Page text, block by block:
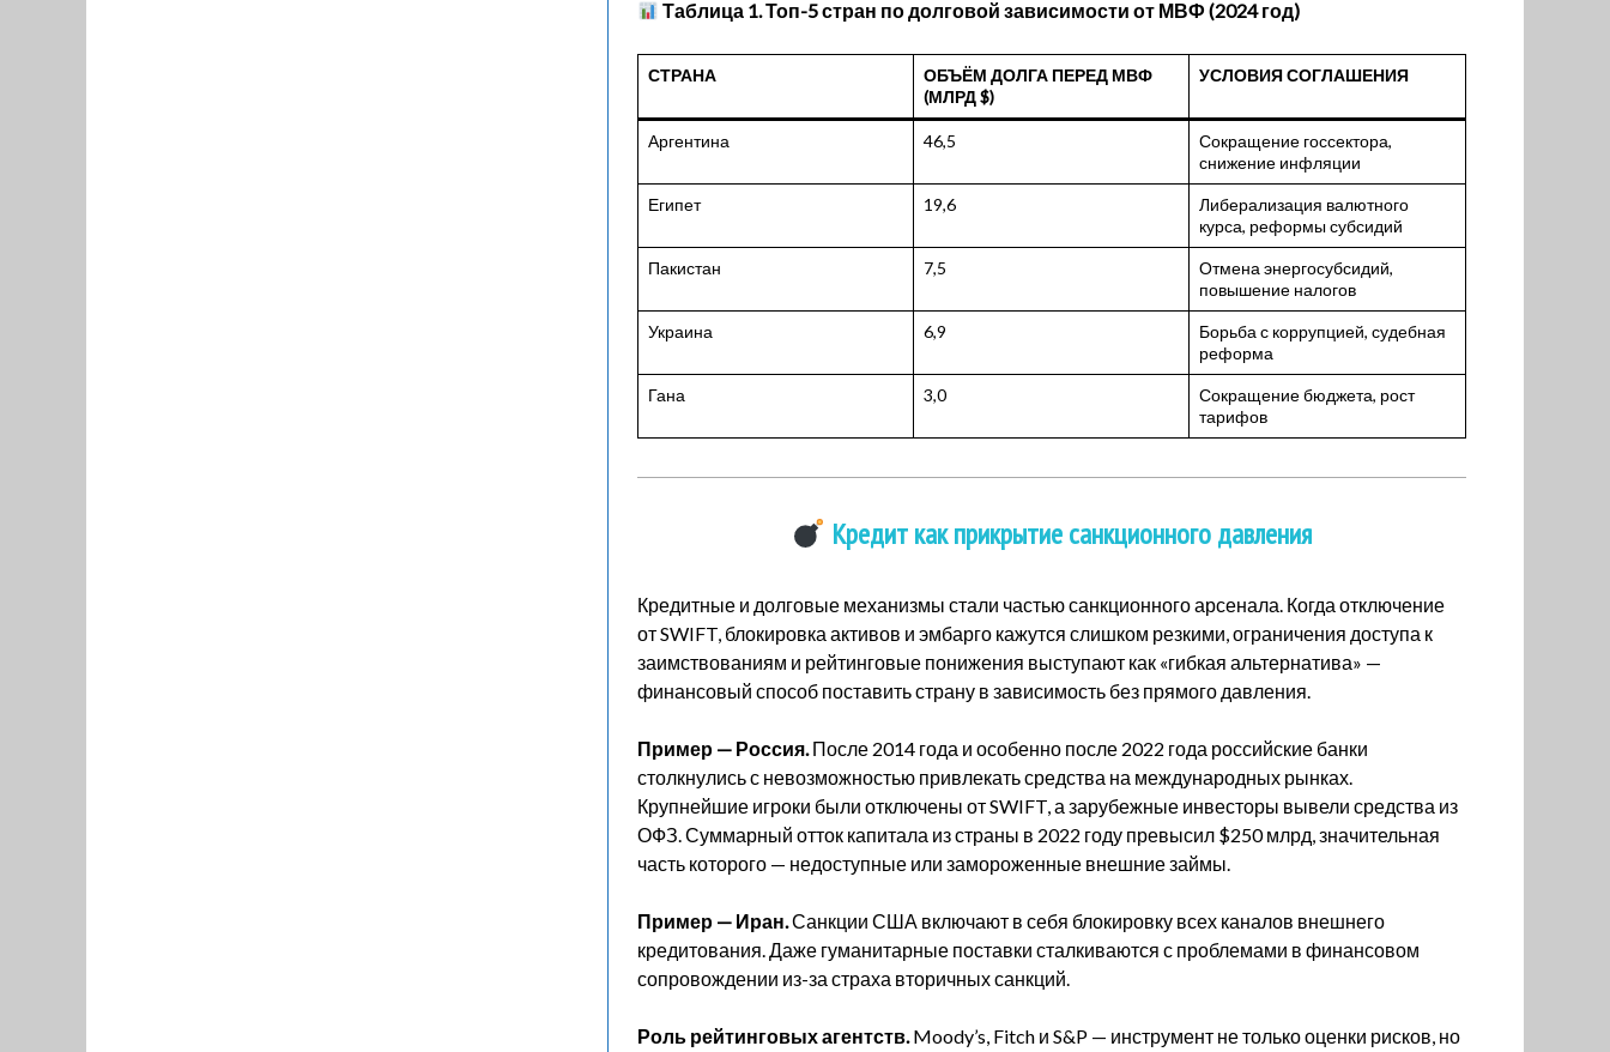
Таблица 1. Топ-5 стран по долговой зависимости от МВФ (2024 год)
СТРАНА
ОБЪЁМ ДОЛГА ПЕРЕД МВФ
(МЛРД $)
УСЛОВИЯ СОГЛАШЕНИЯ
Аргентина 46,5
Сокращение госсектора,
снижение инфляции
Египет 19,6
Либерализация валютного
курса, реформы субсидий
Пакистан 7,5
Отмена энергосубсидий,
повышение налогов
Украина 6,9
Борьба с коррупцией, судебная
реформа
Гана 3,0
Сокращение бюджета, рост
тарифов
Кредит как прикрытие санкционного давления
Кредитные и долговые механизмы стали частью санкционного арсенала. Когда отключение
от SWIFT, блокировка активов и эмбарго кажутся слишком резкими, ограничения доступа к
заимствованиям и рейтинговые понижения выступают как «гибкая альтернатива» —
финансовый способ поставить страну в зависимость без прямого давления.
Пример — Россия.После 2014 года и особенно после 2022 года российские банки
столкнулись с невозможностью привлекать средства на международных рынках.
Крупнейшие игроки были отключены от SWIFT, а зарубежные инвесторы вывели средства из
ОФЗ. Суммарный отток капитала из страны в 2022 году превысил $250 млрд, значительная
часть которого — недоступные или замороженные внешние займы.
Пример — Иран.Санкции США включают в себя блокировку всех каналов внешнего
кредитования. Даже гуманитарные поставки сталкиваются с проблемами в финансовом
сопровождении из-за страха вторичных санкций.
Роль рейтинговых агентств.Moody’s, Fitch и S&P — инструмент не только оценки рисков, но